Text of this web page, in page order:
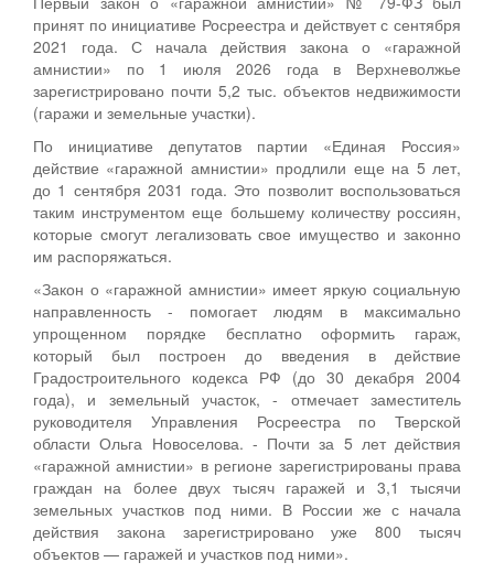
принят по инициативе Росреестра и действует с сентября
2021 года. С начала действия закона о «гаражной
амнистии» по 1 июля 2026 года в Верхневолжье
зарегистрировано почти 5,2 тыс. объектов недвижимости
(гаражи и земельные участки).
По инициативе депутатов партии «Единая Россия»
действие «гаражной амнистии» продлили еще на 5 лет,
до 1 сентября 2031 года. Это позволит воспользоваться
таким инструментом еще большему количеству россиян,
которые смогут легализовать свое имущество и законно
им распоряжаться.
«Закон о «гаражной амнистии» имеет яркую социальную
направленность - помогает людям в максимально
упрощенном порядке бесплатно оформить гараж,
который был построен до введения в действие
Градостроительного кодекса РФ (до 30 декабря 2004
года), и земельный участок, - отмечает заместитель
руководителя Управления Росреестра по Тверской
области Ольга Новоселова. - Почти за 5 лет действия
«гаражной амнистии» в регионе зарегистрированы права
граждан на более двух тысяч гаражей и 3,1 тысячи
земельных участков под ними. В России же с начала
действия закона зарегистрировано уже 800 тысяч
объектов — гаражей и участков под ними».